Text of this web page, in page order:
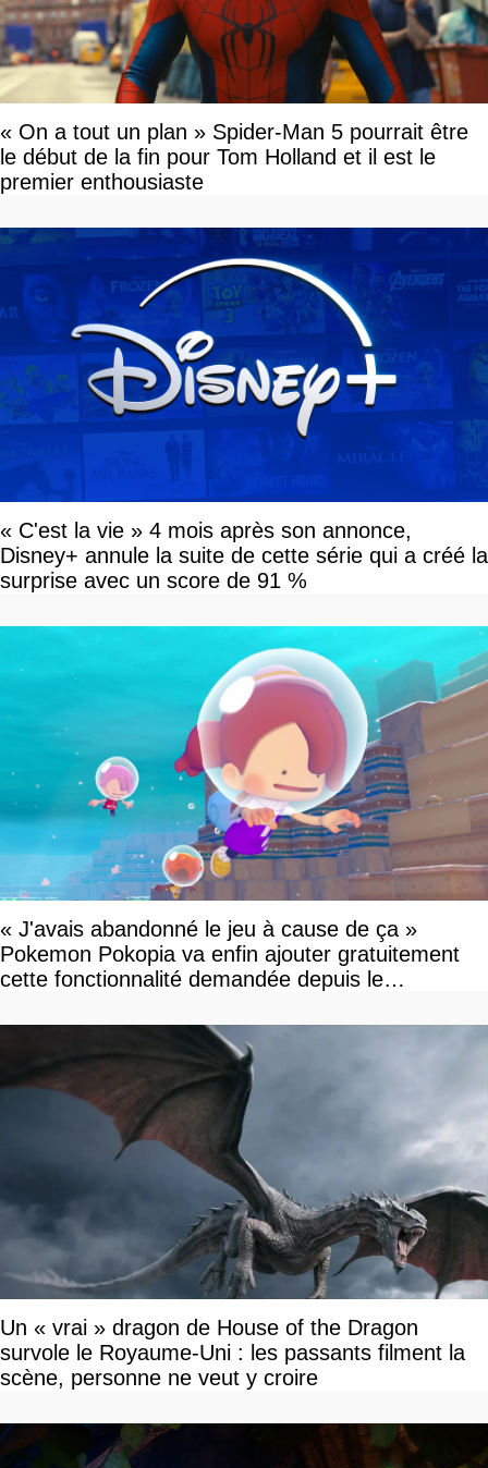
« On a tout un plan » Spider-Man 5 pourrait être
le début de la fin pour Tom Holland et il est le
premier enthousiaste
« C'est la vie » 4 mois après son annonce,
Disney+ annule la suite de cette série qui a créé la
surprise avec un score de 91 %
« J'avais abandonné le jeu à cause de ça »
Pokemon Pokopia va enfin ajouter gratuitement
cette fonctionnalité demandée depuis le
Un « vrai » dragon de House of the Dragon
survole le Royaume-Uni : les passants filment la
scène, personne ne veut y croire